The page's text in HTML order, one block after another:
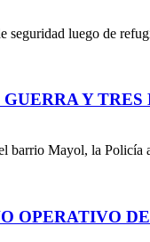
seguridad luego de
Y
barrio Mayol, la
OPERATIVO